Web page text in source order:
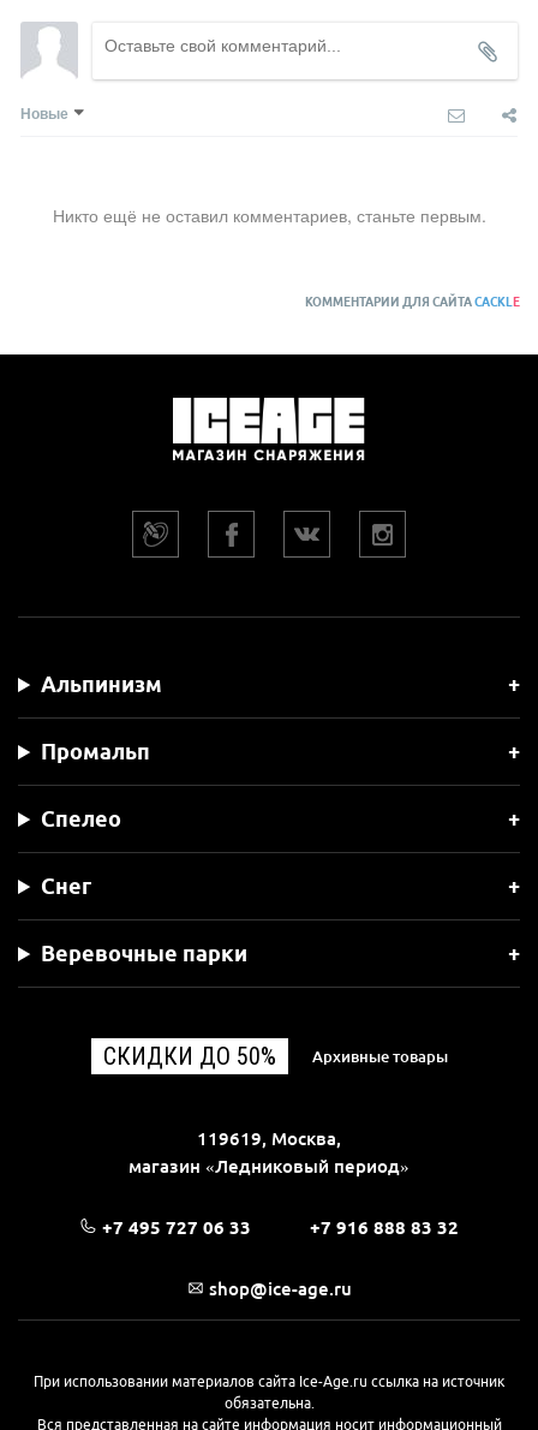
Новые
Никто ещё не оставил комментариев, станьте первым.
КОММЕНТАРИИ ДЛЯ САЙТАCACKLE
Альпинизм
Промальп
Спелео
Снег
Веревочные парки
СКИДКИ ДО 50% Архивные товары
119619, Москва,
магазин «Ледниковый период»
+7 495 727 06 33 +7 916 888 83 32
shop@ice-age.ru
При использовании материалов сайта Ice-Age.ru ссылка на источник
обязательна.
Вся представленная на сайте информация носит информационный